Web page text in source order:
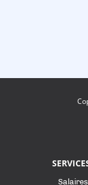
Salaires